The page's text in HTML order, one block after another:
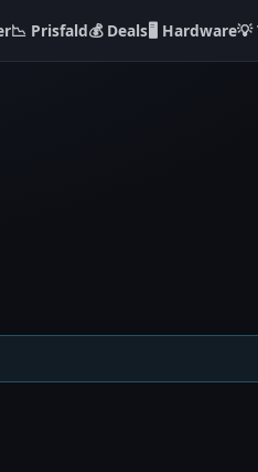
📉 Prisfald💰 Deals🖥️ Hardware💡